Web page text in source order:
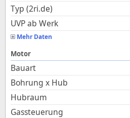
Typ (2ri.de)
UVP ab Werk
Mehr Daten
Motor
Bauart
Bohrung x Hub
Hubraum
Gassteuerung